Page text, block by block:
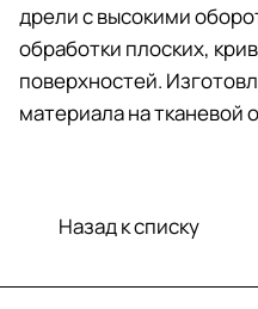
дрели с высокими
обработки плоских,
поверхностей.
материала на тканевой
Назад к списку